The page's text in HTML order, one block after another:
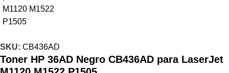
SKU: CB436AD
Toner HP 36AD Negro CB436AD para LaserJet